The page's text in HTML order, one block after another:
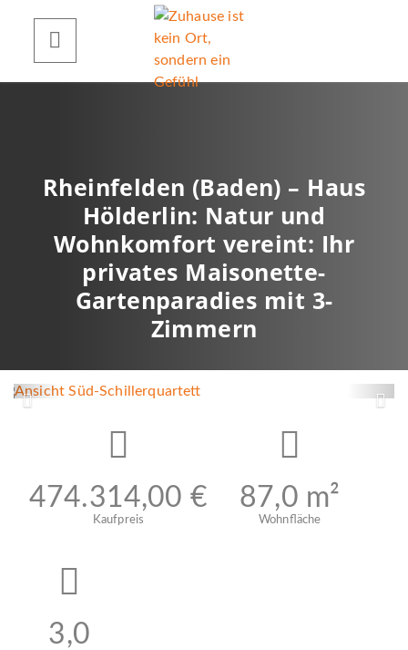
Rheinfelden (Baden) – Haus
Hölderlin: Natur und
Wohnkomfort vereint: Ihr
privates Maisonette-
Gartenparadies mit 3-
Zimmern
Z
c
k
W
474.314,00 €
Kaufpreis
87,0 m²
Wohnfläche
3,0